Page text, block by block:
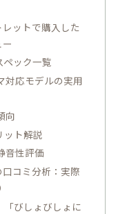
ットで購入した
ペック一覧
対応モデルの実用
向
ット解説
音性評価
コミ分析：実際
びしょびしょに